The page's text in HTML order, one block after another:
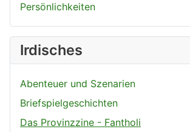
Persönlichkeiten
Irdisches
Abenteuer und Szenarien
Briefspielgeschichten
Das Provinzzine - Fantholi